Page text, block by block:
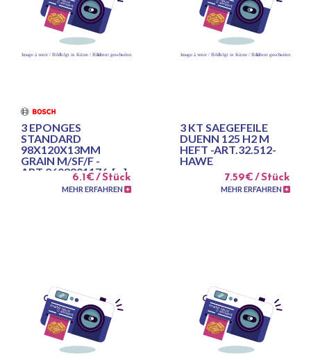
3 EPONGES
STANDARD
98X120X13MM
GRAIN M/SF/F -
ART.2608901176-[...]
6.1€ / Stück
MEHR ERFAHREN
3 KT SAEGEFEILE
DUENN 125 H2 M
HEFT -ART.32.512-
HAWE
7.59€ / Stück
MEHR ERFAHREN